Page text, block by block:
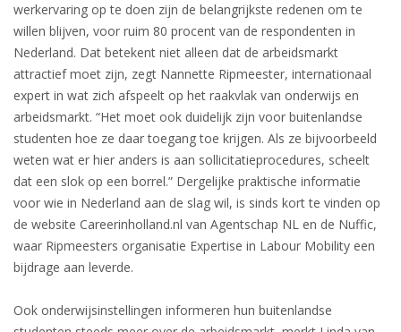
• DIARIES
• ETHICS ON THE WORKFLOOR
• JOB INTERVIEW IN HOLLAND
• SEARCH TIPS
• WORK CONDITIONS
werkervaring op te doen zijn de belangrijkste redenen om te
willen blijven, voor ruim 80 procent van de respondenten in
Nederland. Dat betekent niet alleen dat de arbeidsmarkt
attractief moet zijn, zegt Nannette Ripmeester, internationaal
expert in wat zich afspeelt op het raakvlak van onderwijs en
arbeidsmarkt. “Het moet ook duidelijk zijn voor buitenlandse
studenten hoe ze daar toegang toe krijgen. Als ze bijvoorbeeld
weten wat er hier anders is aan sollicitatieprocedures, scheelt
dat een slok op een borrel.” Dergelijke praktische informatie
voor wie in Nederland aan de slag wil, is sinds kort te vinden op
de website Careerinholland.nl van Agentschap NL en de Nuffic,
waar Ripmeesters organisatie Expertise in Labour Mobility een
bijdrage aan leverde.
Ook onderwijsinstellingen informeren hun buitenlandse